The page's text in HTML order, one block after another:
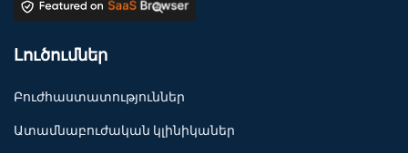
Լուծումներ
Բուժհաստատություններ
Ատամնաբուժական կլինիկաներ